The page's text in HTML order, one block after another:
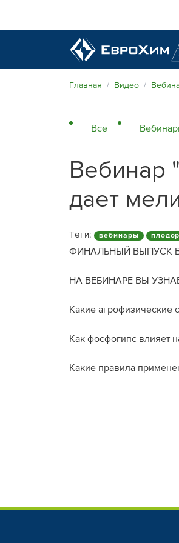
Наши удобрения
Качество от лидера рынка
Экологичность
Агроэкспертиза
Полевые опыты
Центр знаний
Главная Видео
Все
Вебинар
дает
Теги: вебинары
ФИНАЛЬНЫЙ ВЫПУСК
НА ВЕБИНАРЕ ВЫ
Какие агрофизические
Как фосфогипс влияет
Какие правила